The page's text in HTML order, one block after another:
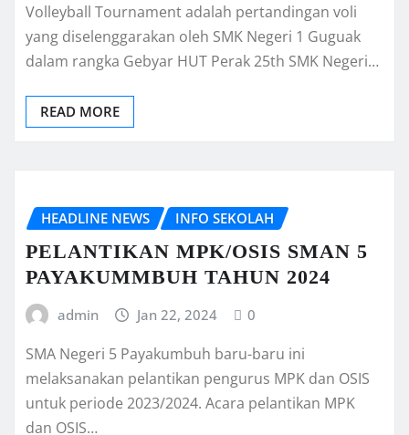
Volleyball Tournament adalah pertandingan voli
yang diselenggarakan oleh SMK Negeri 1 Guguak
dalam rangka Gebyar HUT Perak 25th SMK Negeri…
READ MORE
HEADLINE NEWS INFO SEKOLAH
PELANTIKAN MPK/OSIS SMAN 5
PAYAKUMMBUH TAHUN 2024
admin Jan 22, 2024 0
SMA Negeri 5 Payakumbuh baru-baru ini
melaksanakan pelantikan pengurus MPK dan OSIS
untuk periode 2023/2024. Acara pelantikan MPK
dan OSIS…